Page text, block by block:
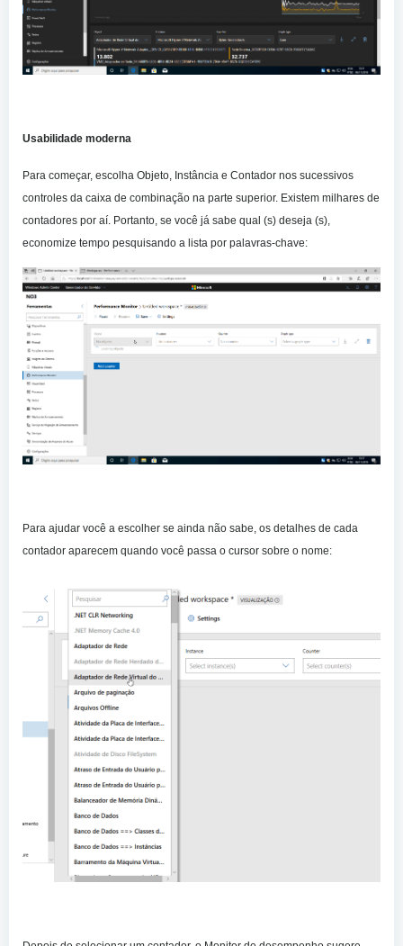
Usabilidade moderna
Para começar, escolha Objeto, Instância e Contador nos sucessivos
controles da caixa de combinação na parte superior. Existem milhares de
contadores por aí. Portanto, se você já sabe qual (s) deseja (s),
economize tempo pesquisando a lista por palavras-chave:
Para ajudar você a escolher se ainda não sabe, os detalhes de cada
contador aparecem quando você passa o cursor sobre o nome: